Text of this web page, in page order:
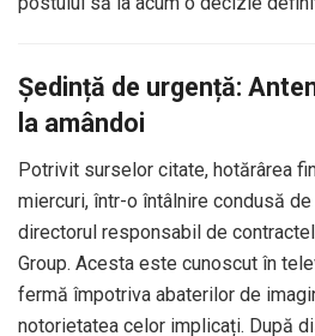
Ședință de urgență:
la amândoi
Potrivit surselor citate, hotărârea
miercuri, într-o întâlnire condusă
directorul responsabil de
Group. Acesta este cunoscut în
fermă împotriva abaterilor de
notorietatea celor implicați. După